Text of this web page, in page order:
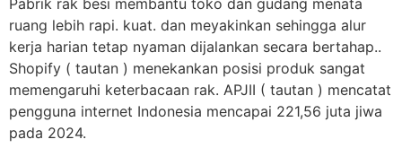
ruang lebih rapi. kuat. dan meyakinkan sehingga alur
kerja harian tetap nyaman dijalankan secara bertahap..
Shopify ( tautan ) menekankan posisi produk sangat
memengaruhi keterbacaan rak. APJII ( tautan ) mencatat
pengguna internet Indonesia mencapai 221,56 juta jiwa
pada 2024.